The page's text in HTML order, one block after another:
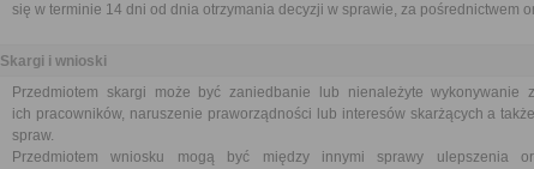
się w terminie 14 dni od dnia otrzymania decyzji w sprawie, za pośrednictwem
Skargi i wnioski
Przedmiotem skargi może być zaniedbanie lub nienależyte wykonywanie
ich pracowników, naruszenie praworządności lub interesów skarżących a
spraw.
Przedmiotem wniosku mogą być między innymi sprawy ulepszenia